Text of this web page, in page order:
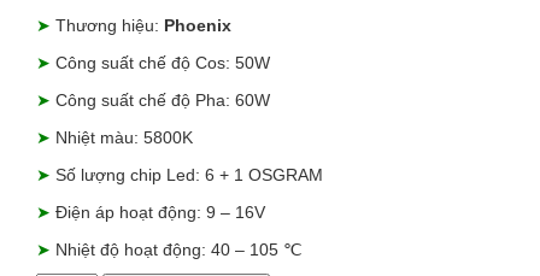
4.500.000₫.là:
4.000.000₫.
➤ Thương hiệu: Phoenix
➤ Công suất chế độ Cos: 50W
➤ Công suất chế độ Pha: 60W
➤ Nhiệt màu: 5800K
➤ Số lượng chip Led: 6 + 1 OSGRAM
➤ Điện áp hoạt động: 9 – 16V
➤ Nhiệt độ hoạt động: 40 – 105 ℃